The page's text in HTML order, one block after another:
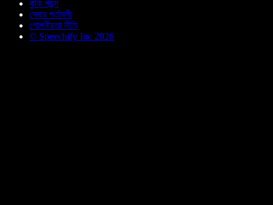
কুকি পছন্দ
সেবার শর্তাবলী
গোপনীয়তা নীতি
© Speechify Inc 2026